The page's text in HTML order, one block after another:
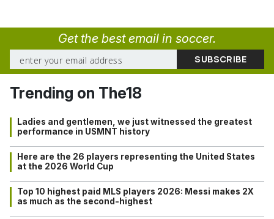
Get the best email in soccer.
Trending on The18
Ladies and gentlemen, we just witnessed the greatest
performance in USMNT history
Here are the 26 players representing the United States
at the 2026 World Cup
Top 10 highest paid MLS players 2026: Messi makes 2X
as much as the second-highest